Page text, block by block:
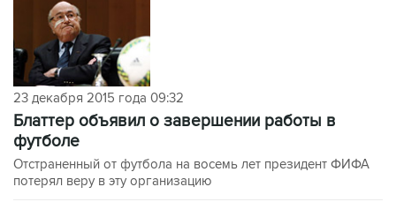
23 декабря 2015 года 09:32
Блаттер объявил о завершении работы в
футболе
Отстраненный от футбола на восемь лет президент ФИФА
потерял веру в эту организацию